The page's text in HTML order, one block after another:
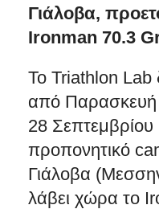
Γιάλοβα,
Ironman 70.3
Το Triathlon Lab
από Παρασκευή
28
προπονητικό
Γιάλοβα
λάβει χώρα το